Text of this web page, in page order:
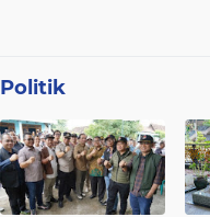
Politik